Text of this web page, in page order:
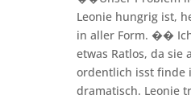
Leonie hungrig ist,
in aller Form. ��
etwas Ratlos, da sie
ordentlich isst finde
dramatisch. Leonie